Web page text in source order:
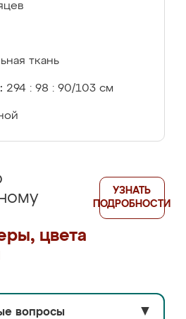
ткань
294 : 98 : 90/103 см
цвета
УЗНАТЬ
ПОДРОБНОСТИ
вопросы ▼